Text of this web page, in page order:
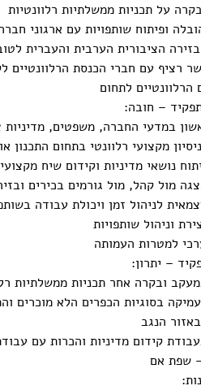
על תכניות ממשלתיות רלוונטיות
ופיתוח שותפויות עם ארגוני
הציבורית הערבית והעברית
רציף עם חברי הכנסת הרלוונטיים
הרלוונטיים לתחום
– חובה:
במדעי החברה, משפטים, מדיניות
מקצועי רלוונטי בתחום התכנון
נושאי מדיניות וקידום שיח
מול קהל, מול גורמים בכירים
לניהול זמן ויכולת עבודה
וניהול שותפויות
למטרות העמותה
– יתרון:
ובקרה אחר תכניות ממשלתיות
בסוגיות הכפרים הלא מוכרים
הנגב
קידום מדיניות והכרות עם
שפת אם